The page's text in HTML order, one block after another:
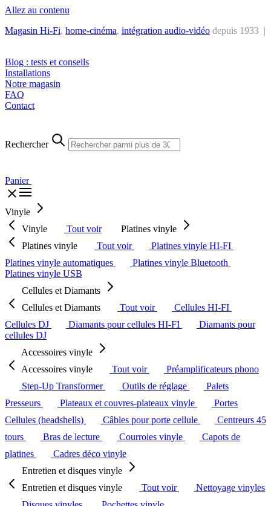
Allez au contenu
Magasin Hi-Fi, home-cinéma, intégration audio-vidéo depuis 1933 |
Blog : tests et conseils
Installations
Notre magasin
FAQ
Contact
Rechercher
Panier
Vinyle
Vinyle
Tout voir
Platines vinyle
Platines vinyle
Tout voir
Platines vinyle HI-FI
Platines vinyle automatiques
Platines vinyle Bluetooth
Platines vinyle USB
Cellules et Diamants
Cellules et Diamants
Tout voir
Cellules HI-FI
Cellules DJ
Diamants pour cellules HI-FI
Diamants pour
cellules DJ
Accessoires vinyle
Accessoires vinyle
Tout voir
Préamplificateurs phono
Step-Up Transformer
Outils de réglage
Palets
Presseurs
Plateaux et couvres-plateaux vinyle
Portes
Cellules (headshells)
Câbles pour porte cellule
Centreurs 45
tours
Bras de lecture Courroies vinyle
Capots de
platines
Cadres déco vinyle
Entretien et disques vinyle
Entretien et disques vinyle
Tout voir
Nettoyage vinyles